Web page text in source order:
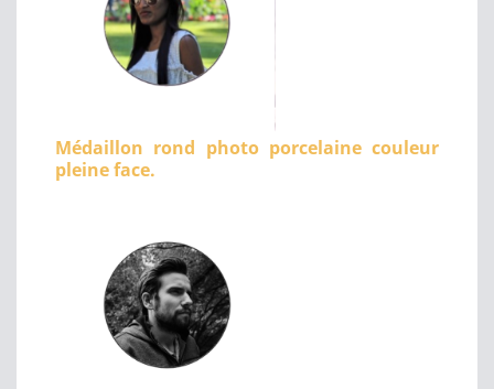
Médaillon rond photo porcelaine couleur
pleine face.